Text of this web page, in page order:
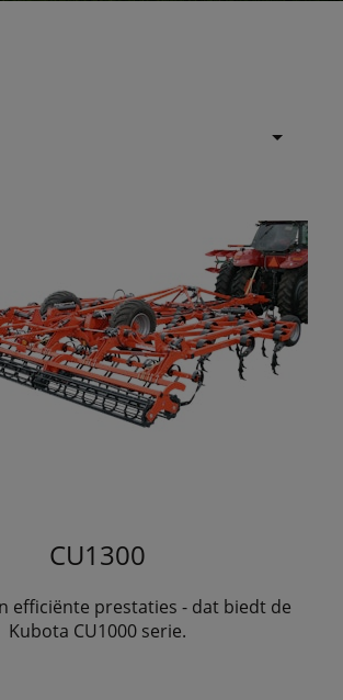
CU1300
efficiënte prestaties - dat biedt de
Kubota CU1000 serie.